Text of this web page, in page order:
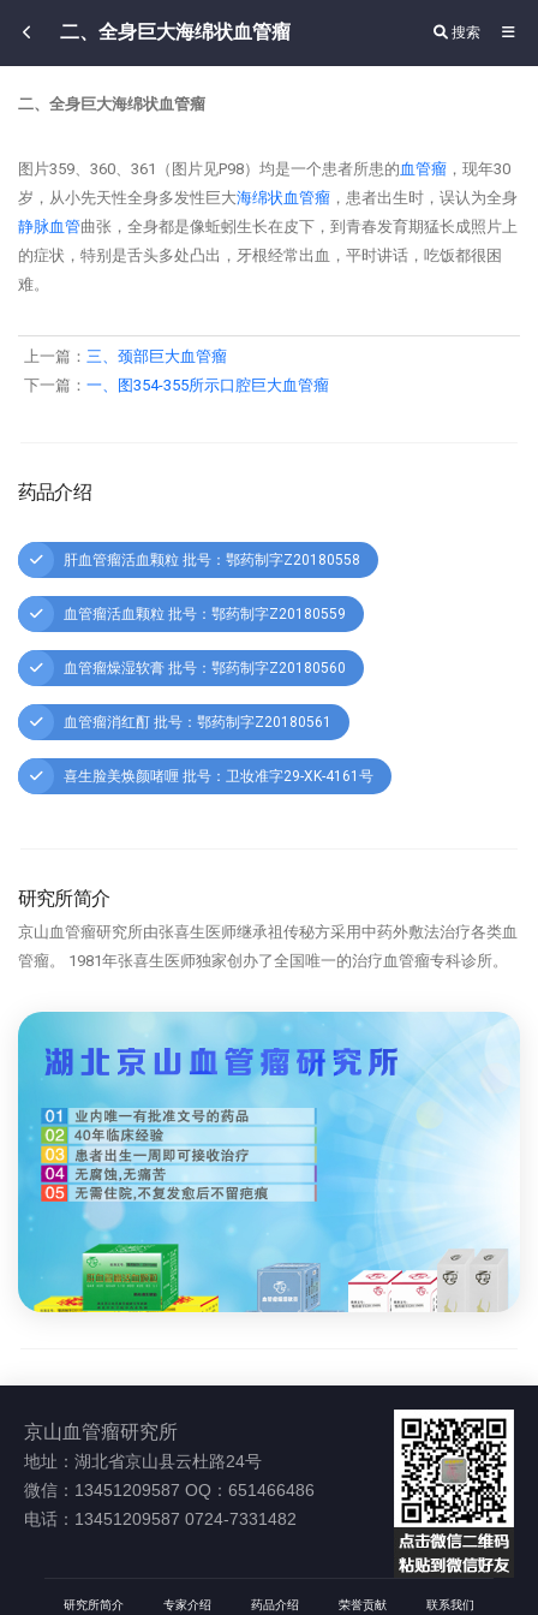
二、全身巨大海绵状血管瘤 搜索
二、全身巨大海绵状血管瘤
图片359、360、361（图片见P98）均是一个患者所患的血管瘤 ，现年30
岁，从小先天性全身多发性巨大海绵状血管瘤 ，患者出生时，误认为全身
静脉血管曲张，全身都是像蚯蚓生长在皮下，到青春发育期猛长成照片上
的症状，特别是舌头多处凸出，牙根经常出血，平时讲话，吃饭都很困
难。
上一篇： 三、颈部巨大血管瘤
下一篇： 一、图354-355所示口腔巨大血管瘤
药品介绍
肝血管瘤活血颗粒 批号：鄂药制字Z20180558
血管瘤活血颗粒 批号：鄂药制字Z20180559
血管瘤燥湿软膏 批号：鄂药制字Z20180560
血管瘤消红酊 批号：鄂药制字Z20180561
喜生脸美焕颜啫喱 批号：卫妆准字29-XK-4161号
研究所简介
京山血管瘤研究所由张喜生医师继承祖传秘方采用中药外敷法治疗各类血
管瘤。 1981年张喜生医师独家创办了全国唯一的治疗血管瘤专科诊所。
京山血管瘤研究所
地址：湖北省京山县云杜路24号
微信：13451209587 OQ：651466486
电话：13451209587 0724-7331482
研究所简介 专家介绍 药品介绍 荣誉贡献 联系我们